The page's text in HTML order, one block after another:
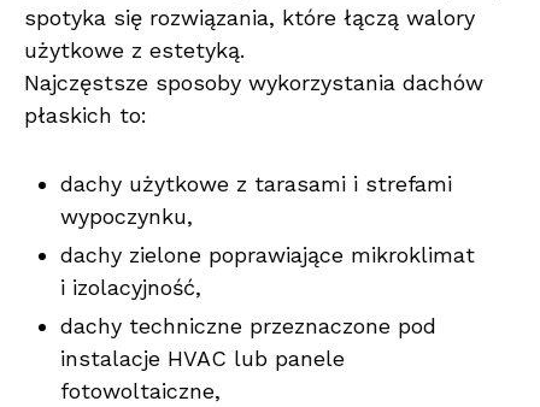
spotyka się rozwiązania, które łączą walory
użytkowe z estetyką.
Najczęstsze sposoby wykorzystania dachów
płaskich to:
dachy użytkowe z tarasami i strefami
wypoczynku,
dachy zielone poprawiające mikroklimat
i izolacyjność,
dachy techniczne przeznaczone pod
instalacje HVAC lub panele
fotowoltaiczne,